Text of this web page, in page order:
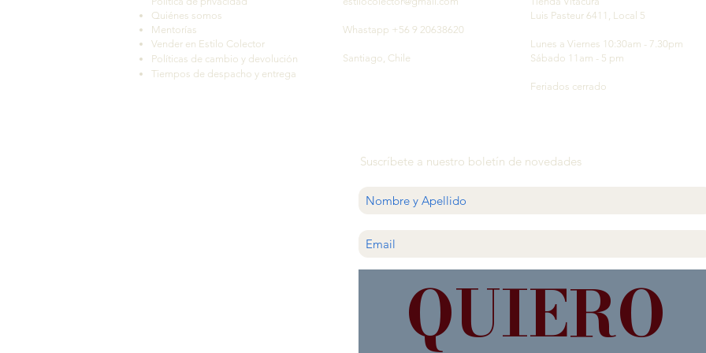
Quiénes somos
Mentorías
Vender en Estilo Colector
Políticas de cambio y devolución
Tiempos de despacho y entrega
Whastapp +56 9 20638620
Santiago, Chile
Luis Pasteur 6411, Local 5
Lunes a Viernes 10:30am - 7.30pm
Sábado 11am - 5 pm
Feriados cerrado
Suscríbete a nuestro boletín de novedades
QUIERO